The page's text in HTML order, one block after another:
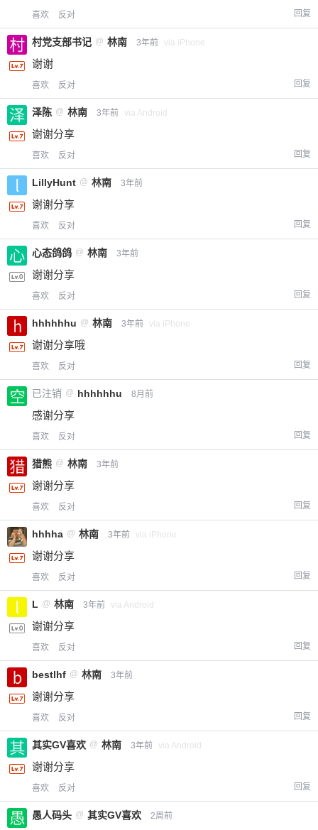
喜欢 反对 回复
村党支部书记 @ 林南 3年前 via iPhone
谢谢
喜欢 反对 回复
泽陈 @ 林南 3年前 via Android
谢谢分享
喜欢 反对 回复
LillyHunt @ 林南 3年前
谢谢分享
喜欢 反对 回复
心态鸽鸽 @ 林南 3年前
谢谢分享
喜欢 反对 回复
hhhhhhu @ 林南 3年前 via iPhone
谢谢分享哦
喜欢 反对 回复
已注销 @ hhhhhhu 8月前
感谢分享
喜欢 反对 回复
猎熊 @ 林南 3年前
谢谢分享
喜欢 反对 回复
hhhha @ 林南 3年前 via iPhone
谢谢分享
喜欢 反对 回复
L @ 林南 3年前 via Android
谢谢分享
喜欢 反对 回复
bestlhf @ 林南 3年前
谢谢分享
喜欢 反对 回复
其实GV喜欢 @ 林南 3年前 via Android
谢谢分享
喜欢 反对 回复
愚人码头 @ 其实GV喜欢 2周前
您没有权限发布内容，请购买会员或者提升权
限。
忘记密码？